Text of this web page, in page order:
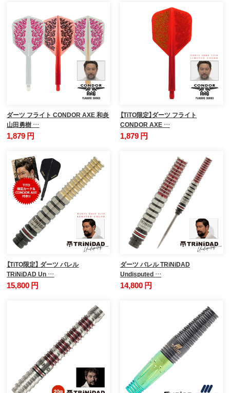
ダーツ フライト CONDOR AXE 和炎
山田勇樹 …
1,879 円
【TiTO限定】ダーツ フライト
CONDOR AXE …
1,879 円
【TiTO限定】 ダーツ バレル
TRiNiDAD Un …
15,800 円
ダーツ バレル TRiNiDAD
Undisputed …
14,800 円